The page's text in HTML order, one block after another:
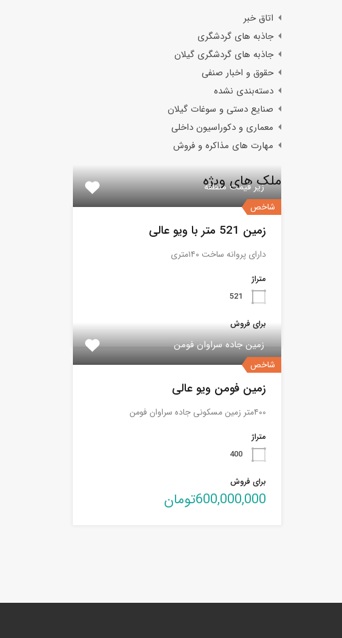
اتاق خبر
جاذبه های گردشگری
جاذبه های گردشگری گیلان
حقوق و اخبار صنفی
دسته‌بندی نشده
صنایع دستی و سوغات گیلان
معماری و دکوراسیون داخلی
مهارت های مذاکره و فروش
ملک های ویژه
شاخص
زیر قیمت منطقه
زمین 521 متر با ویو عالی
دارای پروانه ساخت ۱۴۰متری
متراژ
521
برای فروش
شاخص
زمین جاده سراوان فومن
زمین فومن ویو عالی
۴۰۰متر زمین مسکونی جاده سراوان فومن
متراژ
400
برای فروش
600,000,000تومان